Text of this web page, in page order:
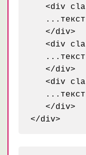
<div
</div>
<div
</div>
<div
</div>